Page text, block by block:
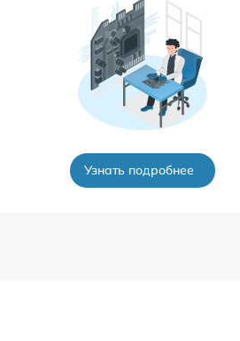
Узнать подробнее